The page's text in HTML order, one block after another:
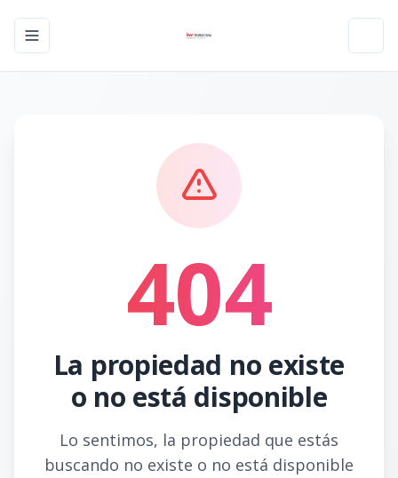
Toggle navigation menu
404
La propiedad no existe
o no está disponible
Lo sentimos, la propiedad que estás
buscando no existe o no está disponible